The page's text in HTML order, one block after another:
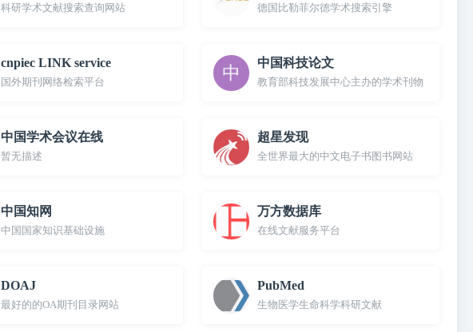
科研学术文献搜索查询网站 德国比勒菲尔德学术搜索引擎
cnpiec LINK service
国外期刊网络检索平台
中国科技论文
教育部科技发展中心主办的学术刊物
中国学术会议在线
暂无描述
超星发现
全世界最大的中文电子书图书网站
中国知网
中国国家知识基础设施
万方数据库
在线文献服务平台
DOAJ
最好的的OA期刊目录网站
PubMed
生物医学生命科学科研文献